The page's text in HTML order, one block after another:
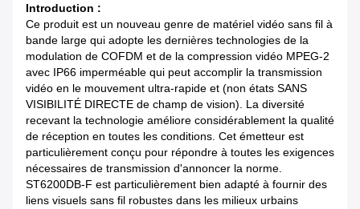
Introduction :
Ce produit est un nouveau genre de matériel vidéo sans fil à
bande large qui adopte les dernières technologies de la
modulation de COFDM et de la compression vidéo MPEG-2
avec IP66 imperméable qui peut accomplir la transmission
vidéo en le mouvement ultra-rapide et (non états SANS
VISIBILITÉ DIRECTE de champ de vision). La diversité
recevant la technologie améliore considérablement la qualité
de réception en toutes les conditions. Cet émetteur est
particulièrement conçu pour répondre à toutes les exigences
nécessaires de transmission d'annoncer la norme.
ST6200DB-F est particulièrement bien adapté à fournir des
liens visuels sans fil robustes dans les milieux urbains